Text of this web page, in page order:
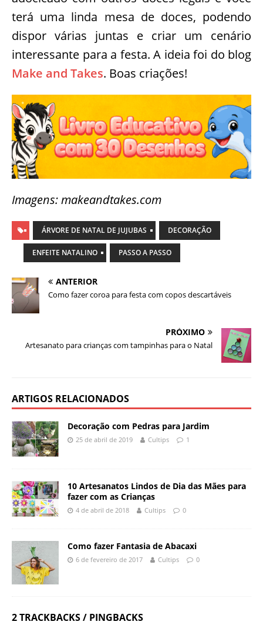
terá uma linda mesa de doces, podendo
dispor várias juntas e criar um cenário
interessante para a festa. A ideia foi do blog
Make and Takes. Boas criações!
Imagens: makeandtakes.com
ÁRVORE DE NATAL DE JUJUBAS DECORAÇÃO
ENFEITE NATALINO PASSO A PASSO
ANTERIOR
Como fazer coroa para festa com copos descartáveis
PRÓXIMO
Artesanato para crianças com tampinhas para o Natal
ARTIGOS RELACIONADOS
Decoração com Pedras para Jardim
25 de abril de 2019 Cultips 1
10 Artesanatos Lindos de Dia das Mães para
fazer com as Crianças
4 de abril de 2018 Cultips 0
Como fazer Fantasia de Abacaxi
6 de fevereiro de 2017 Cultips 0
2 TRACKBACKS / PINGBACKS